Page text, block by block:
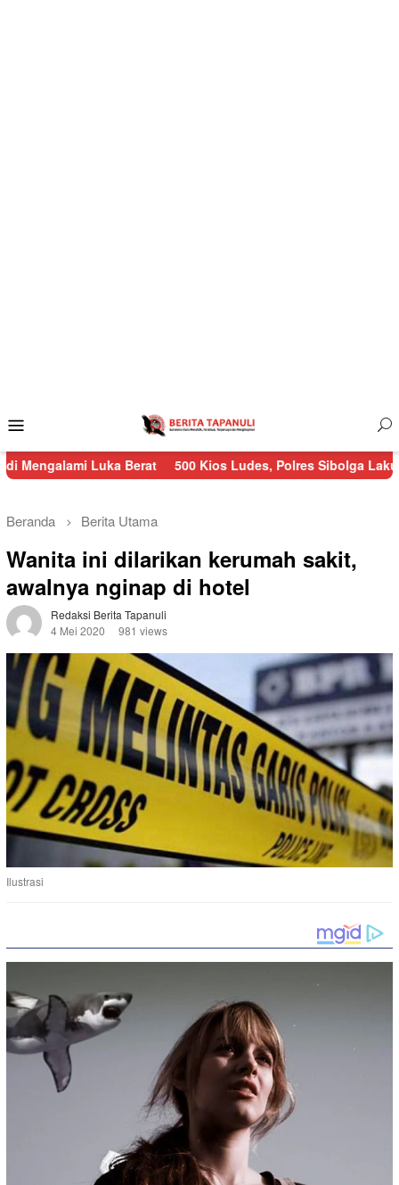
Mobile
Berat 500 Kios Ludes, Polres Sibolga Lakukan
Beranda Berita Utama
Wanita ini dilarikan kerumah sakit,
awalnya nginap di hotel
Redaksi Berita Tapanuli
4 Mei 2020
981 views
Ilustrasi